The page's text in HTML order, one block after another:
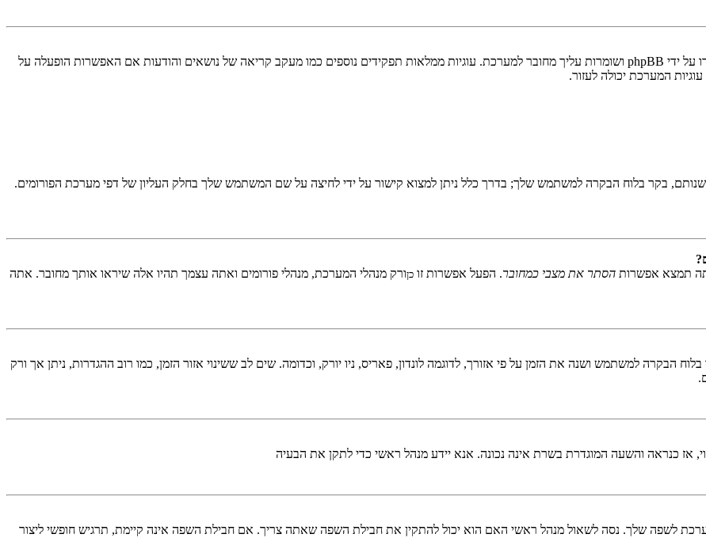
"מחק את כל עוגיות המערכת" מוחק את כל העוגיות (cookies) שנוצרו על ידי phpBB ושומרות עליך מחובר למערכת. עוגיות ממלאות תפקידים נוספים כמו מעקב קריאה של נושאים והודעות אם האפשרות הופעלה על
המערכת יכולה לעזור.
בקר בלוח הבקרה למשתמש שלך; בדרך כלל ניתן למצוא קישור על ידי לחיצה על שם המשתמש שלך בחלק העליון של דפי מערכת הפורומים.
תמצא אפשרות הסתר את מצבי כמחובר. הפעל אפשרות זו כןורק מנהלי המערכת, מנהלי פורומים ואתה עצמך תהיו אלה שיראו אותך מחובר. אתה
הבקרה למשתמש ושנה את הזמן על פי אזורך, לדוגמה לונדון, פאריס, ניו יורק, וכדומה. שים לב ששינוי אזור הזמן, כמו רוב ההגדרות, ניתן אך ורק
אז כנראה והשעה המוגדרת בשרת אינה נכונה. אנא יידע מנהל ראשי כדי לתקן את הבעיה
לשפה שלך. נסה לשאול מנהל ראשי האם הוא יכול להתקין את חבילת השפה שאתה צריך. אם חבילת השפה אינה קיימת, תרגיש חופשי ליצור